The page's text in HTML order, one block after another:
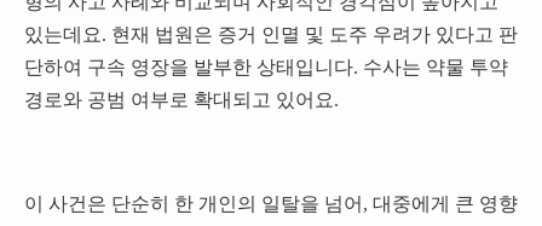
있는데요. 현재 법원은 증거 인멸 및 도주 우려가 있다고 판
단하여 구속 영장을 발부한 상태입니다. 수사는 약물 투약
경로와 공범 여부로 확대되고 있어요.
이 사건은 단순히 한 개인의 일탈을 넘어, 대중에게 큰 영향